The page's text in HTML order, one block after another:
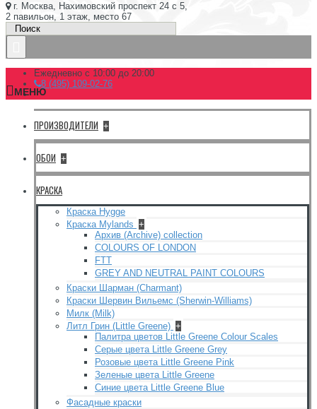
г. Москва, Нахимовский проспект 24 с 5,
2 павильон, 1 этаж, место 67
Ежедневно с 10:00 до 20:00
8 (495) 109-02-76
МЕНЮ
ПРОИЗВОДИТЕЛИ +
ОБОИ +
КРАСКА
Краска Hygge
Краска Mylands +
Архив (Archive) collection
COLOURS OF LONDON
FTT
GREY AND NEUTRAL PAINT COLOURS
Краски Шарман (Charmant)
Краски Шервин Вильемс (Sherwin-Williams)
Милк (Milk)
Литл Грин (Little Greene) +
Палитра цветов Little Greene Colour Scales
Серые цвета Little Greene Grey
Розовые цвета Little Greene Pink
Зеленые цвета Little Greene
Синие цвета Little Greene Blue
Фасадные краски